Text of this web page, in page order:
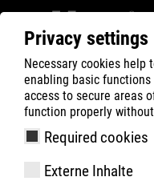
Privacy settings
Necessary cookies help
enabling basic
access to secure areas
function properly
Required cookies
Externe Inhalte
ATLAS Technologie